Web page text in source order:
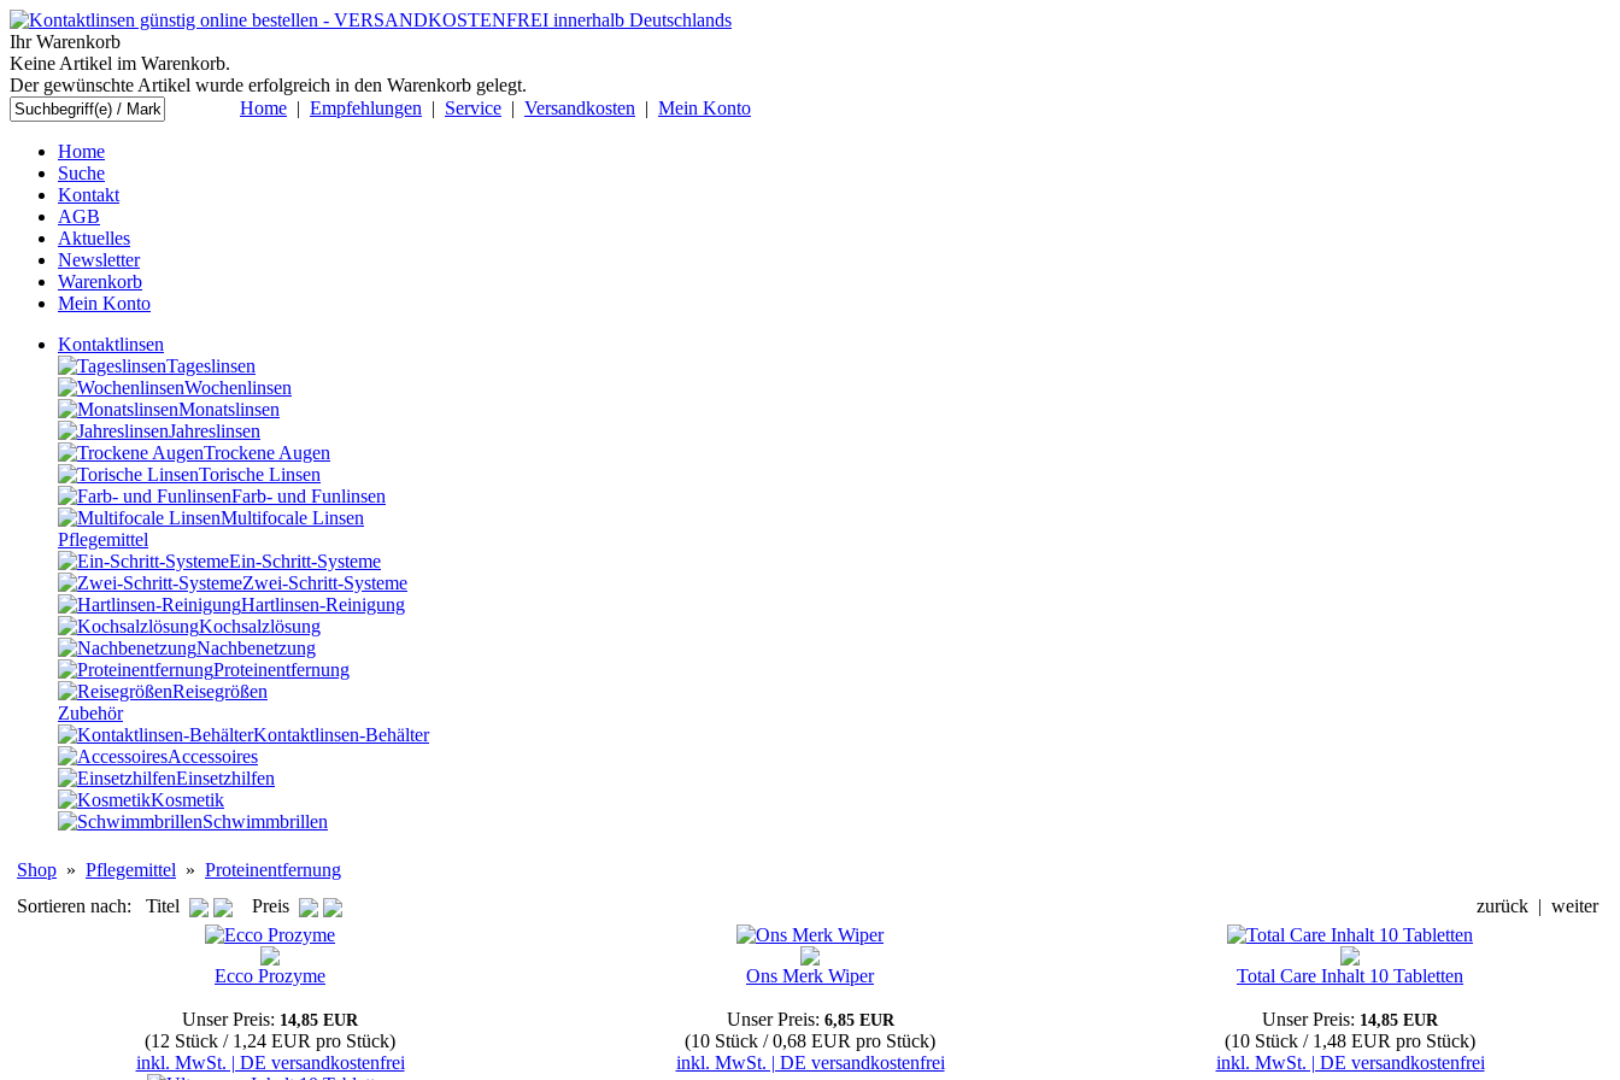
Ihr Warenkorb
Keine Artikel im Warenkorb.
Der gewünschte Artikel wurde erfolgreich in den Warenkorb gelegt.
Home | Empfehlungen | Service | Versandkosten | Mein Konto
Home
Suche
Kontakt
AGB
Aktuelles
Newsletter
Warenkorb
Mein Konto
Kontaktlinsen
Tageslinsen
Wochenlinsen
Monatslinsen
Jahreslinsen
Trockene Augen
Torische Linsen
Farb- und Funlinsen
Multifocale Linsen
Pflegemittel
Ein-Schritt-Systeme
Zwei-Schritt-Systeme
Hartlinsen-Reinigung
Kochsalzlösung
Nachbenetzung
Proteinentfernung
Reisegrößen
Zubehör
Kontaktlinsen-Behälter
Accessoires
Einsetzhilfen
Kosmetik
Schwimmbrillen
Shop » Pflegemittel » Proteinentfernung
Sortieren nach: Titel
Preis zurück | weiter
Ecco Prozyme
Unser Preis: 14,85 EUR
(12 Stück / 1,24 EUR pro Stück)
inkl. MwSt. | DE versandkostenfrei
Ons Merk Wiper
Unser Preis: 6,85 EUR
(10 Stück / 0,68 EUR pro Stück)
inkl. MwSt. | DE versandkostenfrei
Total Care Inhalt 10 Tabletten
Unser Preis: 14,85 EUR
(10 Stück / 1,48 EUR pro Stück)
inkl. MwSt. | DE versandkostenfrei